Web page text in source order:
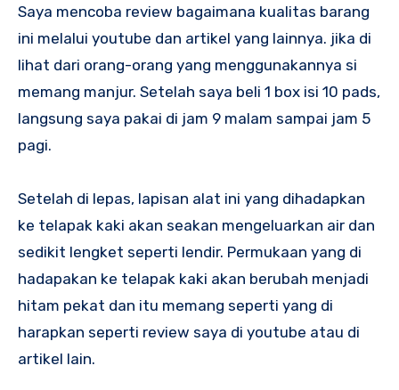
Saya mencoba review bagaimana kualitas barang
ini melalui youtube dan artikel yang lainnya. jika di
lihat dari orang-orang yang menggunakannya si
memang manjur. Setelah saya beli 1 box isi 10 pads,
langsung saya pakai di jam 9 malam sampai jam 5
pagi.
Setelah di lepas, lapisan alat ini yang dihadapkan
ke telapak kaki akan seakan mengeluarkan air dan
sedikit lengket seperti lendir. Permukaan yang di
hadapakan ke telapak kaki akan berubah menjadi
hitam pekat dan itu memang seperti yang di
harapkan seperti review saya di youtube atau di
artikel lain.